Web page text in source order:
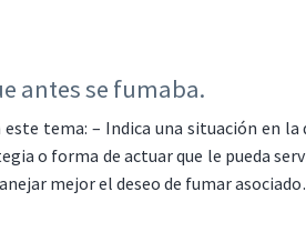
antes se fumaba.
tema: – Indica una situación en
o forma de actuar que le pueda
mejor el deseo de fumar